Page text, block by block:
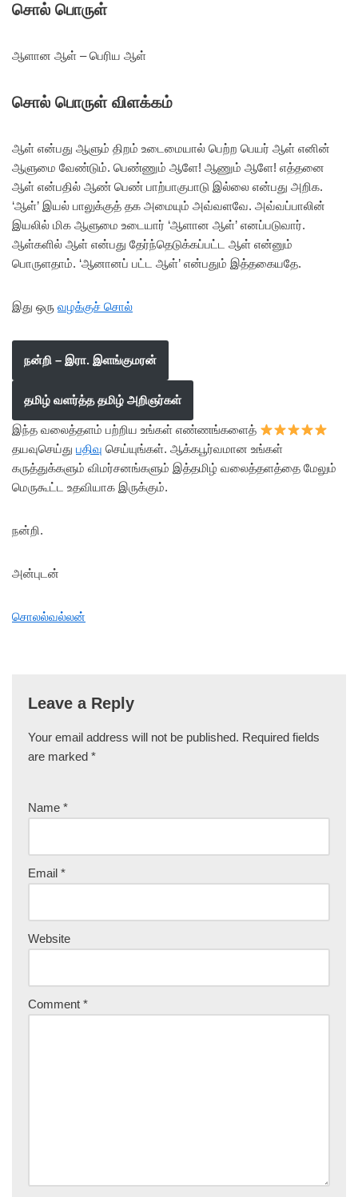
சொல் பொருள்
ஆளான ஆள் – பெரிய ஆள்
சொல் பொருள் விளக்கம்
ஆள் என்பது ஆளும் திறம் உடைமையால் பெற்ற பெயர் ஆள் எனின்
ஆளுமை வேண்டும். பெண்ணும் ஆளே! ஆணும் ஆளே! எத்தனை
ஆள் என்பதில் ஆண் பெண் பாற்பாகுபாடு இல்லை என்பது அறிக.
‘ஆள்’ இயல் பாலுக்குத் தக அமையும் அவ்வளவே. அவ்வப்பாலின்
இயலில் மிக ஆளுமை உடையார் ‘ஆளான ஆள்’ எனப்படுவார்.
ஆள்களில் ஆள் என்பது தேர்ந்தெடுக்கப்பட்ட ஆள் என்னும்
பொருளதாம். ‘ஆனானப் பட்ட ஆள்’ என்பதும் இத்தகையதே.
இது ஒரு வழக்குச் சொல்
நன்றி – இரா. இளங்குமரன்
தமிழ் வளர்த்த தமிழ் அறிஞர்கள்
இந்த வலைத்தளம் பற்றிய உங்கள் எண்ணங்களைத்
தயவுசெய்து பதிவு செய்யுங்கள். ஆக்கபூர்வமான உங்கள்
கருத்துக்களும் விமர்சனங்களும் இத்தமிழ் வலைத்தளத்தை மேலும்
மெருகூட்ட உதவியாக இருக்கும்.
நன்றி.
அன்புடன்
சொலல்வல்லன்
Leave a Reply
Your email address will not be published. Required fields
are marked *
Name *
Email *
Website
Comment *